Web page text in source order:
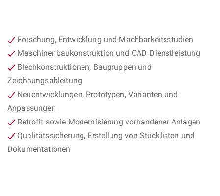
Forschung, Entwicklung und Machbarkeitsstudien
Maschinenbaukonstruktion und CAD‑Dienstleistung
Blechkonstruktionen, Baugruppen und
Zeichnungsableitung
Neuentwicklungen, Prototypen, Varianten und
Anpassungen
Retrofit sowie Modernisierung vorhandener Anlagen
Qualitätssicherung, Erstellung von Stücklisten und
Dokumentationen